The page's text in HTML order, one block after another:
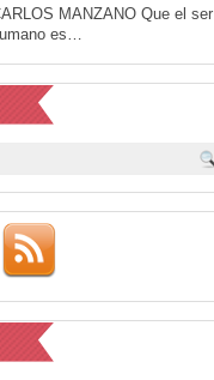
MANZANO Que el ser
es…